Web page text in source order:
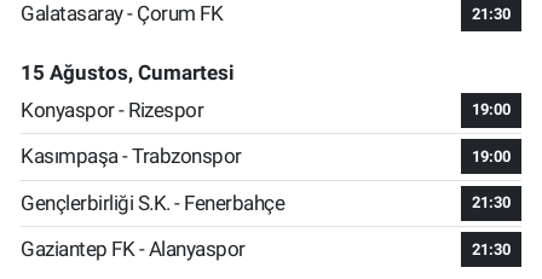
Galatasaray - Çorum FK
21:30
15 Ağustos, Cumartesi
Konyaspor - Rizespor
19:00
Kasımpaşa - Trabzonspor 19:00
Gençlerbirliği S.K. - Fenerbahçe 21:30
Gaziantep FK - Alanyaspor 21:30